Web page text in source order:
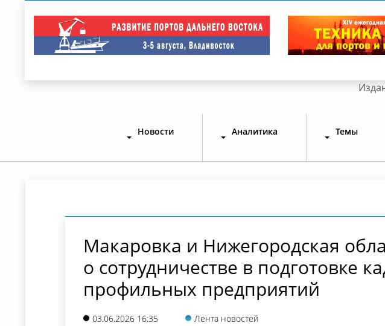
Новости Аналитика Темы
Макаровка и Нижегородская
о сотрудничестве в подготовке
профильных предприятий
03.06.2026 16:35 Лента новостей